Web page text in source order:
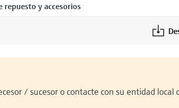
repuesto y accesorios
/ sucesor o contacte con su entidad local